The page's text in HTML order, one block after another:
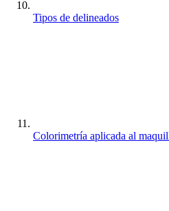
Tipos de delineados
Colorimetría aplicada al